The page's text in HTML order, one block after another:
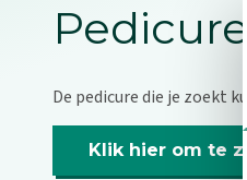
De pedicure die je zoekt
Klik hier om te